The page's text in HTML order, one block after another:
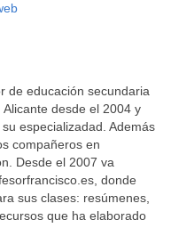
de educación secundaria
desde el 2004 y
especializadad. Además
compañeros en
Desde el 2007 va
donde
sus clases: resúmenes,
que ha elaborado